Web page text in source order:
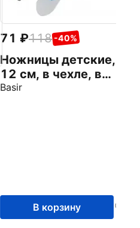
71 118 -40%
Ножницы детские,
12 см, в чехле, в
ассортименте
Basir
В корзину